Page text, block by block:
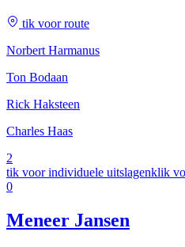
tik voor route
Norbert Harmanus
Ton Bodaan
Rick Haksteen
Charles Haas
2
tik voor individuele uitslagenklik
0
Meneer Jansen